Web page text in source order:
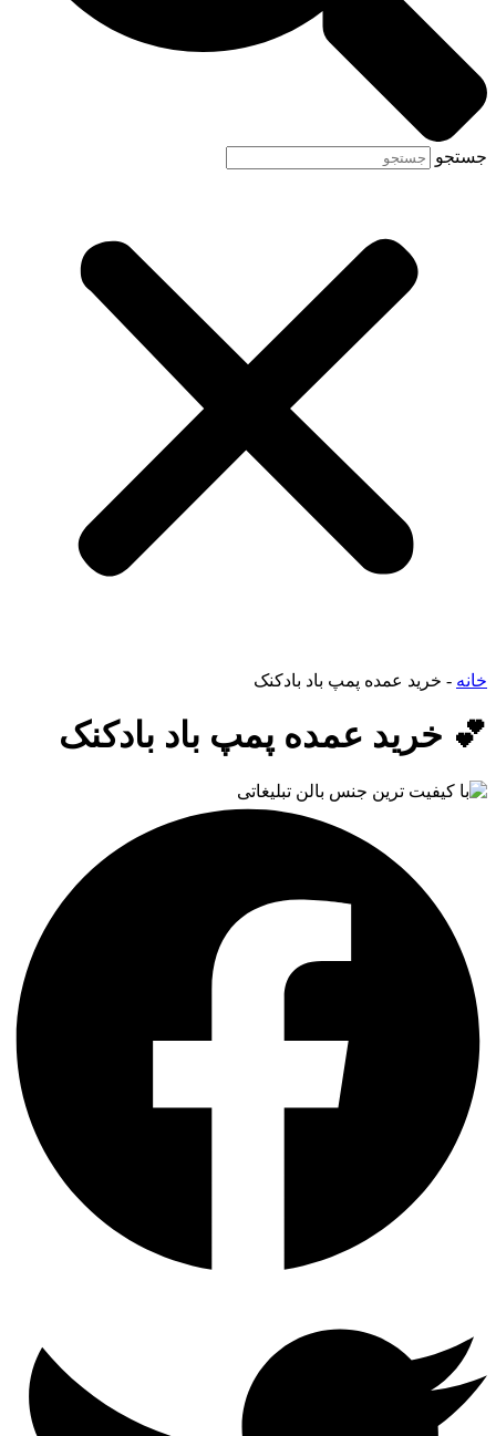
جستجو
خانه - خرید عمده پمپ باد بادکنک
💕 خرید عمده پمپ باد بادکنک